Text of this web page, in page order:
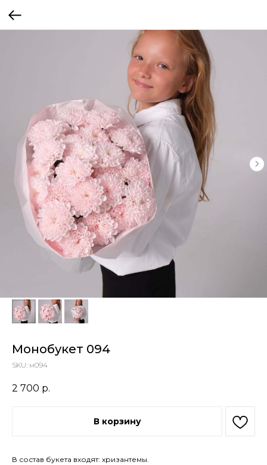
Монобукет 094
SKU: м094
2 700 р.
В корзину
В состав букета входят: хризантемы.